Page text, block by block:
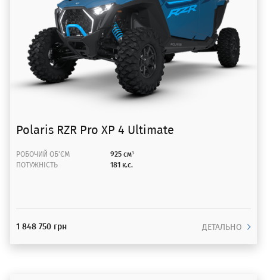
Polaris RZR Pro XP 4 Ultimate
РОБОЧИЙ ОБ'ЄМ
925 см³
ПОТУЖНІСТЬ
181 к.с.
1 848 750 грн ДЕТАЛЬНО